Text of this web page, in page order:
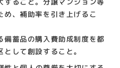
すること。分譲マンション等
め、補助率を引き上げるこ
蓄品の購入費助成制度を都
して創設すること。